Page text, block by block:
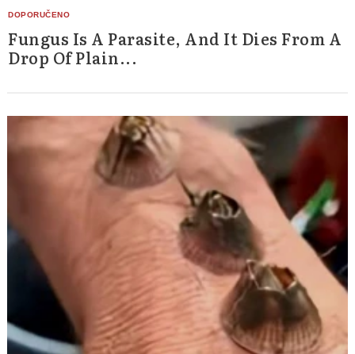
Fungus Is A Parasite, And It Dies From A
Drop Of Plain...
Search
for: